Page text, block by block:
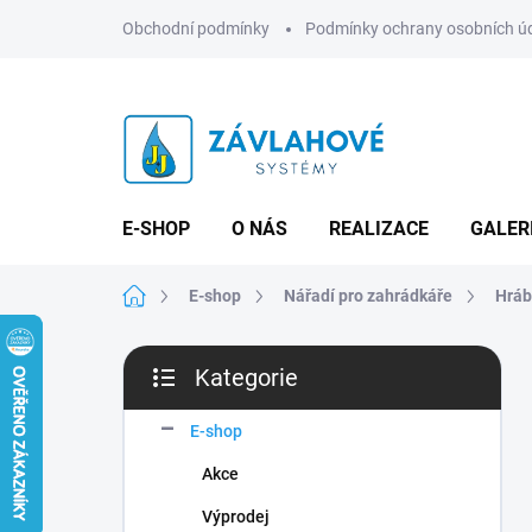
Obchodní podmínky Podmínky ochrany osobních
E-SHOP O NÁS REALIZACE
Domů E-shop Nářadí pro zahrádkáře
P
s
kategorie
Kategorie
E-shop
Akce
Výprodej